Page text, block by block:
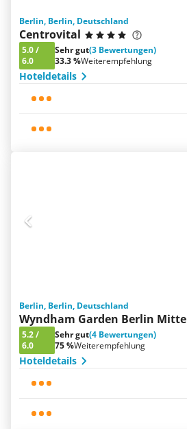
Berlin, Berlin, Deutschland
Centrovital
5.0/
6.0
Sehr gut(3 Bewertungen)
33.3 %Weiterempfehlung
Hoteldetails
Berlin, Berlin, Deutschland
Wyndham Garden Berlin Mitte
5.2/
6.0
Sehr gut(4 Bewertungen)
75 %Weiterempfehlung
Hoteldetails